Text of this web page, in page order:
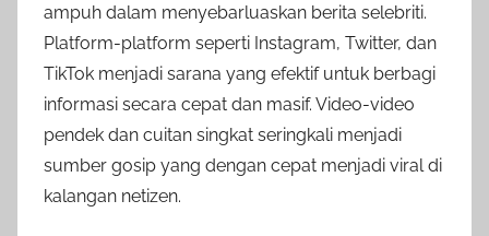
ampuh dalam menyebarluaskan berita selebriti.
Platform-platform seperti Instagram, Twitter, dan
TikTok menjadi sarana yang efektif untuk berbagi
informasi secara cepat dan masif. Video-video
pendek dan cuitan singkat seringkali menjadi
sumber gosip yang dengan cepat menjadi viral di
kalangan netizen.